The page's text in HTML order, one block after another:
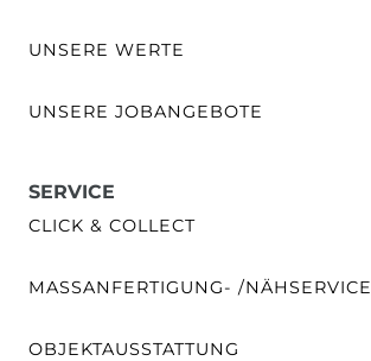
UNSERE WERTE
UNSERE JOBANGEBOTE
SERVICE
CLICK & COLLECT
MASSANFERTIGUNG- /NÄHSERVICE
OBJEKTAUSSTATTUNG